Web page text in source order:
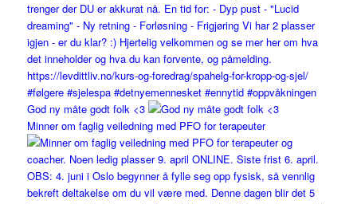
God ny måte godt folk <3
Minner om faglig veiledning med PFO for terapeuter